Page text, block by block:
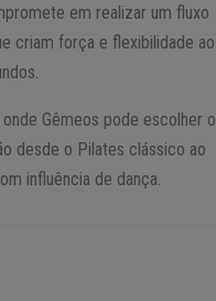
em realizar um fluxo
criam força e flexibilidade ao
Gêmeos pode escolher o
desde o Pilates clássico ao
influência de dança.